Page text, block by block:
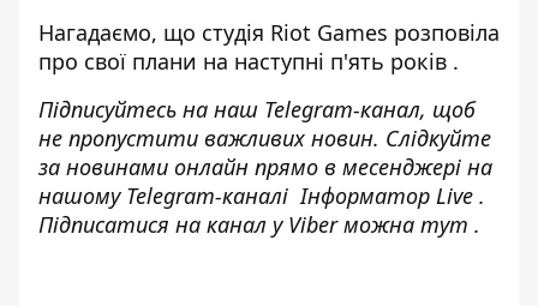
Нагадаємо, що студія Riot Games розповіла
про свої плани на наступні п'ять років .
Підписуйтесь на наш Telegram-канал, щоб
не пропустити важливих новин. Слідкуйте
за новинами онлайн прямо в месенджері на
нашому Telegram-каналіІнформатор Live .
Підписатися на канал у Viber можна тут .